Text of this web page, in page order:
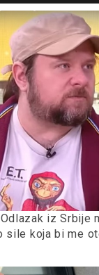
iz Srbije
sile koja bi me